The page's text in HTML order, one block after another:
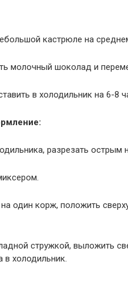
кастрюле на
молочный шоколад и
в холодильник на 6-8
разрезать
один корж, положить
стружкой, выложить
в холодильник.